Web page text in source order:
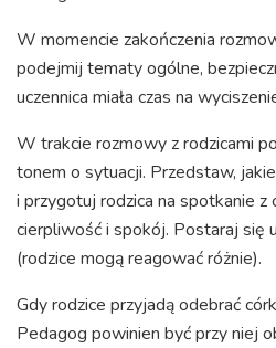
W momencie zakończenia
podejmij tematy ogólne,
uczennica miała czas na
W trakcie rozmowy z rodzicami
tonem o sytuacji. Przedstaw,
i przygotuj rodzica na spotkanie z
cierpliwość i spokój. Postaraj się
(rodzice mogą reagować różnie).
Gdy rodzice przyjadą odebrać
Pedagog powinien być przy niej